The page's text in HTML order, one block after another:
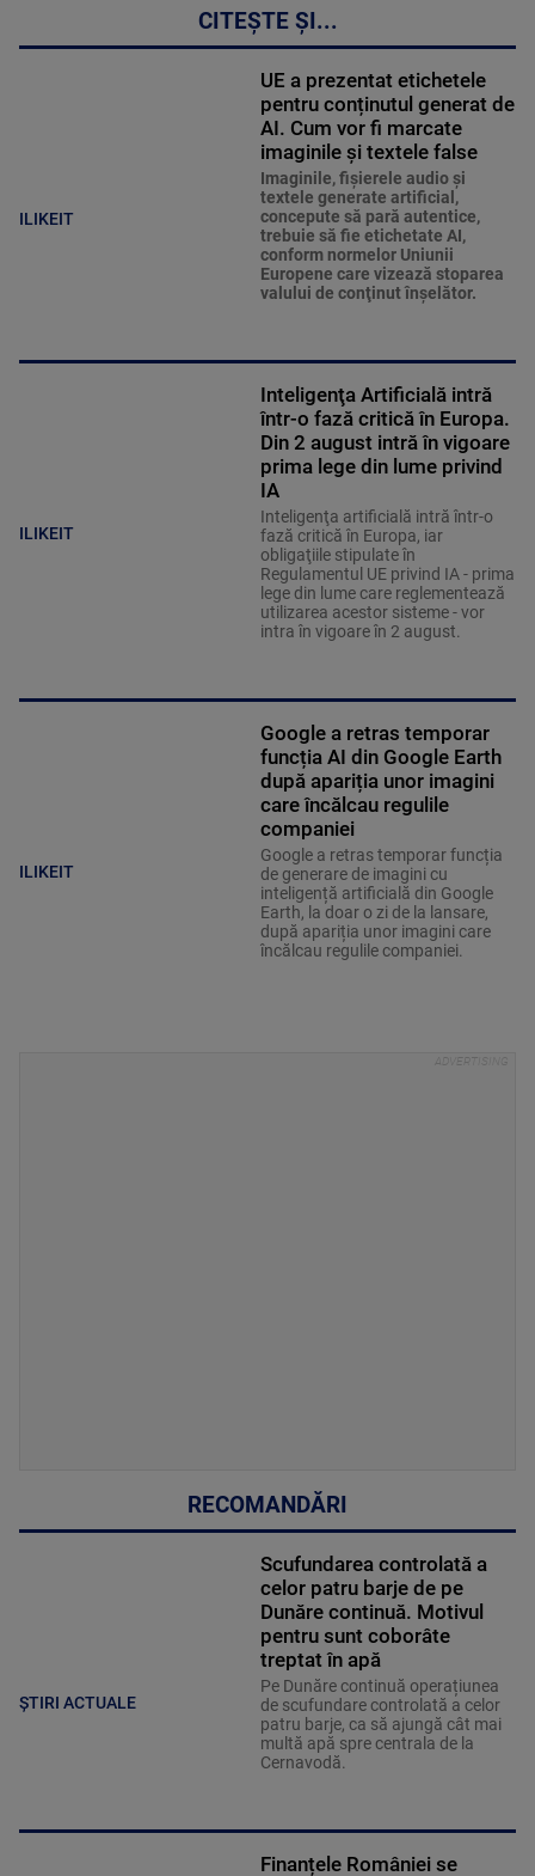
CITEȘTE ȘI...
ILIKEIT
UE a prezentat etichetele
pentru conținutul generat de
AI. Cum vor fi marcate
imaginile și textele false
Imaginile, fişierele audio şi
textele generate artificial,
concepute să pară autentice,
trebuie să fie etichetate AI,
conform normelor Uniunii
Europene care vizează stoparea
valului de conţinut înşelător.
ILIKEIT
Inteligenţa Artificială intră
într-o fază critică în Europa.
Din 2 august intră în vigoare
prima lege din lume privind
IA
Inteligenţa artificială intră într-o
fază critică în Europa, iar
obligaţiile stipulate în
Regulamentul UE privind IA - prima
lege din lume care reglementează
utilizarea acestor sisteme - vor
intra în vigoare în 2 august.
ILIKEIT
Google a retras temporar
funcția AI din Google Earth
după apariția unor imagini
care încălcau regulile
companiei
Google a retras temporar funcția
de generare de imagini cu
inteligență artificială din Google
Earth, la doar o zi de la lansare,
după apariția unor imagini care
încălcau regulile companiei.
RECOMANDĂRI
ȘTIRI ACTUALE
Scufundarea controlată a
celor patru barje de pe
Dunăre continuă. Motivul
pentru sunt coborâte
treptat în apă
Pe Dunăre continuă operațiunea
de scufundare controlată a celor
patru barje, ca să ajungă cât mai
multă apă spre centrala de la
Cernavodă.
Finanțele României se